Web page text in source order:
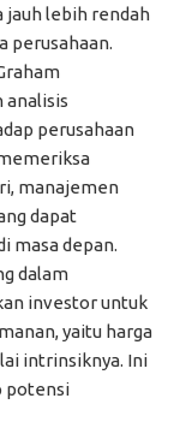
jauh lebih rendah
perusahaan.
analisis
perusahaan
manajemen
dapat
masa depan.
dalam
investor untuk
yaitu harga
intrinsiknya. Ini
potensi